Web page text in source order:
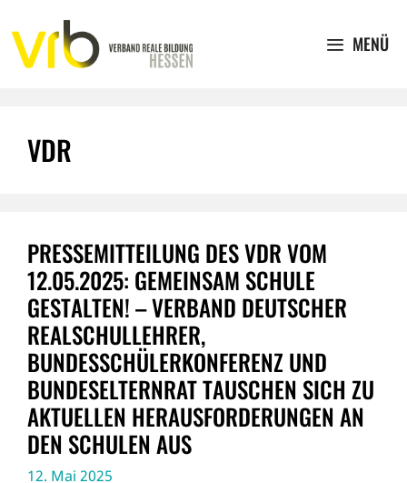
Inhalt
springen
MENÜ
VDR
PRESSEMITTEILUNG DES VDR VOM
12.05.2025: GEMEINSAM SCHULE
GESTALTEN! – VERBAND DEUTSCHER
REALSCHULLEHRER,
BUNDESSCHÜLERKONFERENZ UND
BUNDESELTERNRAT TAUSCHEN SICH ZU
AKTUELLEN HERAUSFORDERUNGEN AN
DEN SCHULEN AUS
12. Mai 2025